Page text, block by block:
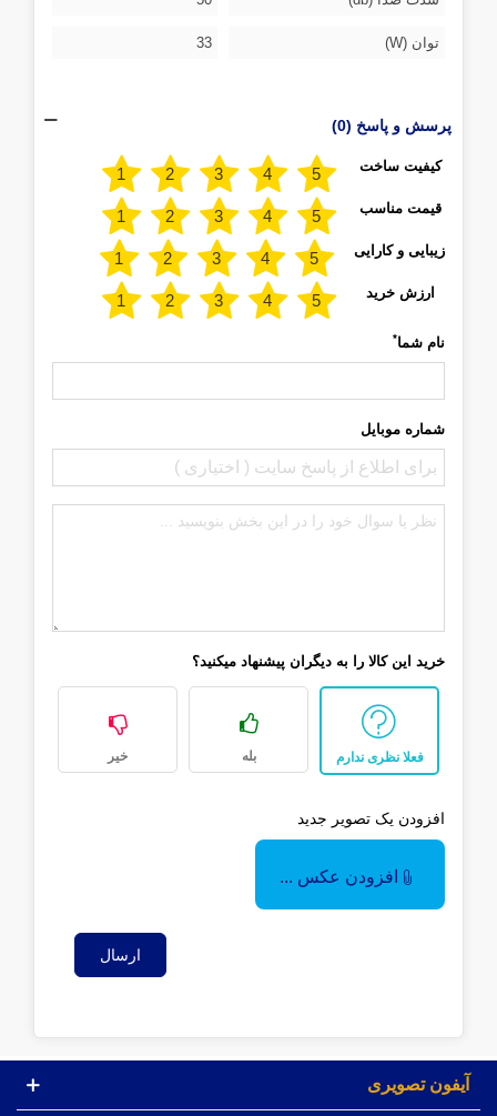
توان (W) 33
پرسش و پاسخ (0)
کیفیت ساخت
قیمت مناسب
زیبایی و کارایی
ارزش خرید
نام شما*
شماره موبایل
خرید این کالا را به دیگران پیشنهاد میکنید؟
فعلا نظری ندارم بله خیر
افزودن یک تصویر جدید
افزودن عکس ...
ارسال
آیفون تصویری